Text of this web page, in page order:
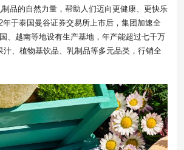
制品的自然力量，帮助人们迈向更健康、更快乐
年于泰国曼谷证券交易所上市后，集团加速全
、越南等地设有生产基地，年产能超过七千万
汁、植物基饮品、乳制品等多元品类，行销全